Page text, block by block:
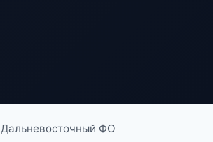
Дальневосточный ФО